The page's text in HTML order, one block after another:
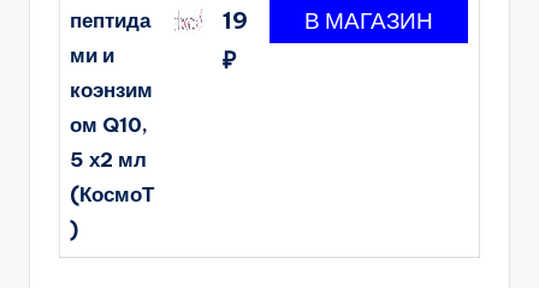
пептида
ми и
коэнзим
ом Q10,
5 х2 мл
(КосмоТ
)
19
₽